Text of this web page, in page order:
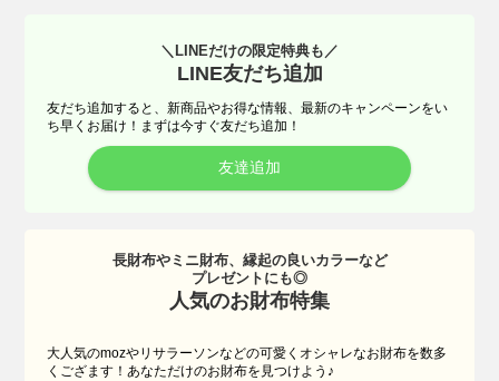
＼LINEだけの限定特典も／
LINE友だち追加
友だち追加すると、新商品やお得な情報、最新のキャンペーンをい
ち早くお届け！まずは今すぐ友だち追加！
友達追加
長財布やミニ財布、縁起の良いカラーなど
プレゼントにも◎
人気のお財布特集
大人気のmozやリサラーソンなどの可愛くオシャレなお財布を数多
くござます！あなただけのお財布を見つけよう♪